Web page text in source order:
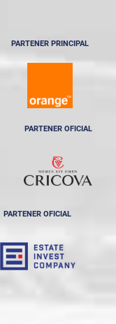
PARTENER PRINCIPAL
PARTENER OFICIAL
PARTENER OFICIAL